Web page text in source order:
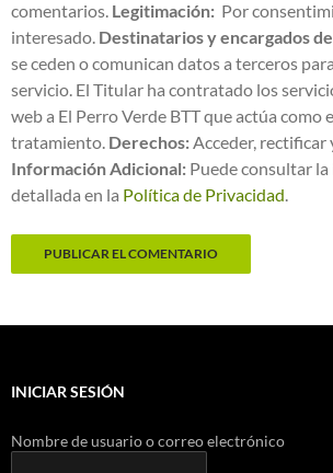
comentarios. Legitimación: Por
interesado. Destinatarios y encargados
se ceden o comunican datos a terceros
servicio. El Titular ha contratado los
web a El Perro Verde BTT que actúa como
tratamiento. Derechos:Acceder, rectificar
Información Adicional: Puede consultar
detallada en la Política de Privacidad.
INICIAR SESIÓN
Nombre de usuario o correo electrónico